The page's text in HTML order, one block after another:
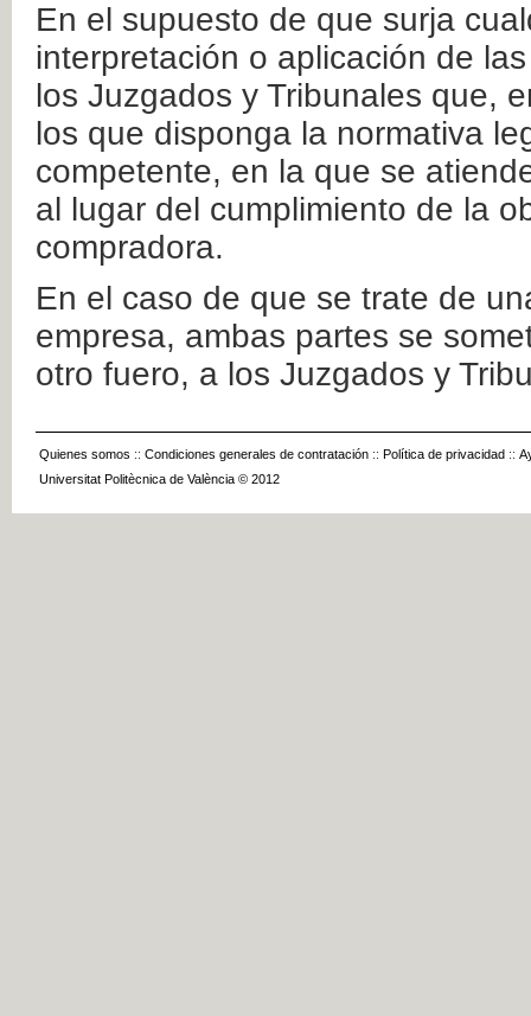
En el supuesto de que surja
interpretación o aplicación de
los Juzgados y Tribunales que,
los que disponga la normativa
competente, en la que se
al lugar del cumplimiento de la
compradora.
En el caso de que se trate de
empresa, ambas partes se
otro fuero, a los Juzgados y
Quienes somos :: Condiciones generales de contratación :: Política de privacidad ::
Universitat Politècnica de València © 2012